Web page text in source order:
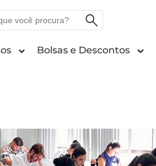
Bolsas e Descontos